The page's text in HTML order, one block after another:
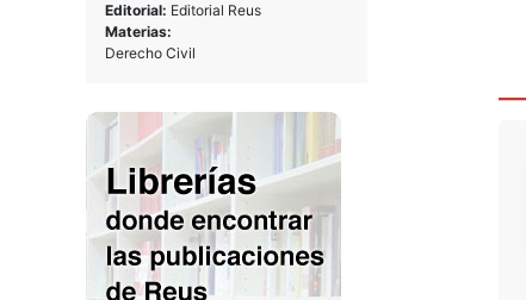
Editorial: Editorial Reus
Materias:
Derecho Civil